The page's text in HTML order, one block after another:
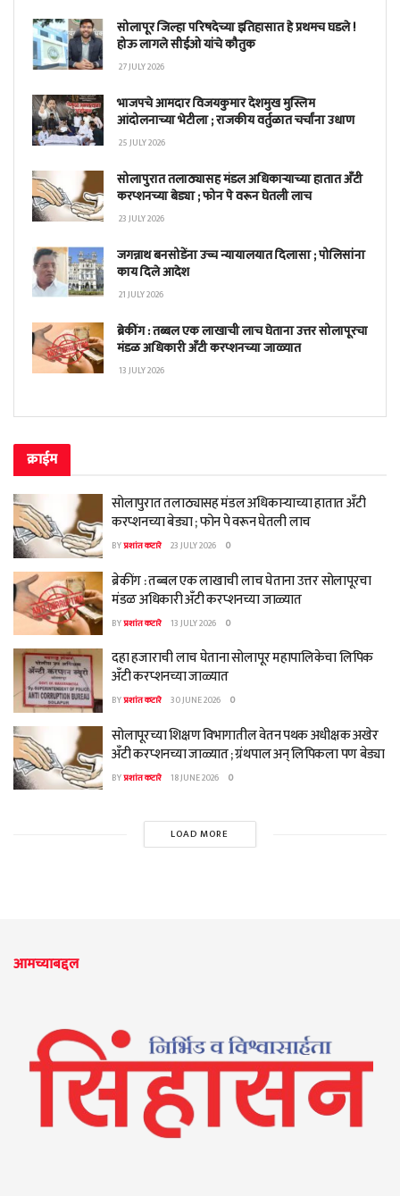
सोलापूर जिल्हा परिषदेच्या इतिहासात हे प्रथमच घडले !
होऊ लागले सीईओ यांचे कौतुक
27 JULY 2026
भाजपचे आमदार विजयकुमार देशमुख मुस्लिम
आंदोलनाच्या भेटीला ; राजकीय वर्तुळात चर्चांना उधाण
25 JULY 2026
सोलापुरात तलाठ्यासह मंडल अधिकाऱ्याच्या हातात अँटी
करप्शनच्या बेड्या ; फोन पे वरून घेतली लाच
23 JULY 2026
जगन्नाथ बनसोडेंना उच्च न्यायालयात दिलासा ; पोलिसांना
काय दिले आदेश
21 JULY 2026
ब्रेकींग : तब्बल एक लाखाची लाच घेताना उत्तर सोलापूरचा
मंडळ अधिकारी अँटी करप्शनच्या जाळ्यात
13 JULY 2026
क्राईम
सोलापुरात तलाठ्यासह मंडल अधिकाऱ्याच्या हातात अँटी
करप्शनच्या बेड्या ; फोन पे वरून घेतली लाच
BYप्रशांत कटारे 23 JULY 2026 0
ब्रेकींग : तब्बल एक लाखाची लाच घेताना उत्तर सोलापूरचा
मंडळ अधिकारी अँटी करप्शनच्या जाळ्यात
BYप्रशांत कटारे 13 JULY 2026 0
दहा हजाराची लाच घेताना सोलापूर महापालिकेचा लिपिक
अँटी करप्शनच्या जाळ्यात
BYप्रशांत कटारे 30 JUNE 2026 0
सोलापूरच्या शिक्षण विभागातील वेतन पथक अधीक्षक अखेर
अँटी करप्शनच्या जाळ्यात ; ग्रंथपाल अन् लिपिकला पण बेड्या
BYप्रशांत कटारे 18 JUNE 2026 0
LOAD MORE
आमच्याबद्दल